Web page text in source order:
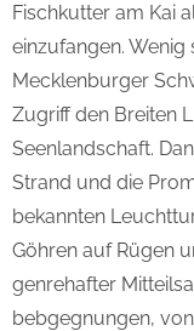
Fischkutter am Kai
einzufangen.
Mecklenburger
Zugriff den Breiten
Seenlandschaft.
Strand und die
bekannten
Göhren auf Rügen
genrehafter
bebgegnungen,